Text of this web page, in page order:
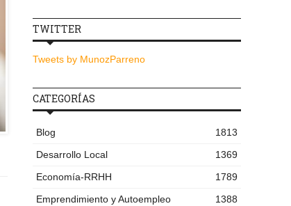
TWITTER
Tweets by MunozParreno
CATEGORÍAS
Blog
1813
Desarrollo Local
1369
Economía-RRHH
1789
Emprendimiento y Autoempleo
1388